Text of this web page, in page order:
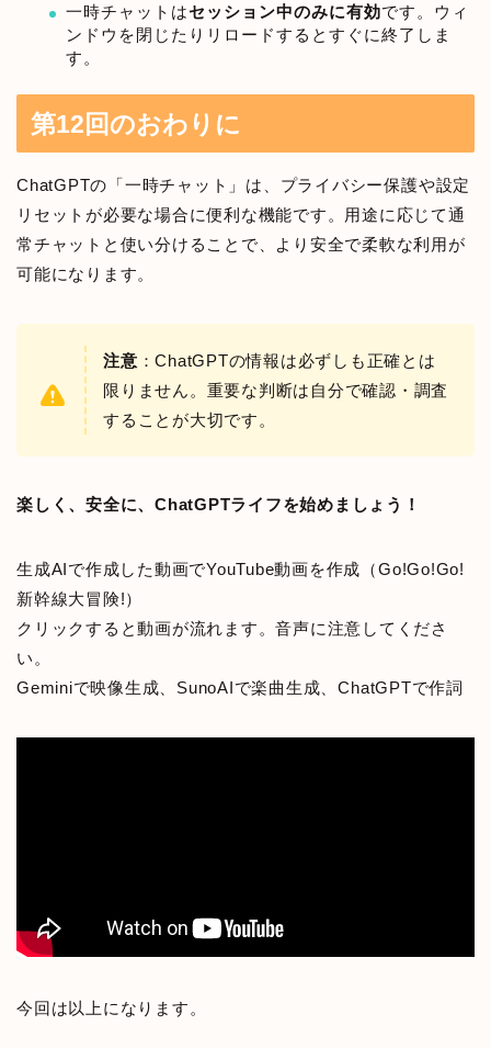
一時チャットはセッション中のみに有効です。ウィ
ンドウを閉じたりリロードするとすぐに終了しま
す。
第12回のおわりに
ChatGPTの「一時チャット」は、プライバシー保護や設定
リセットが必要な場合に便利な機能です。用途に応じて通
常チャットと使い分けることで、より安全で柔軟な利用が
可能になります。
注意 ：ChatGPTの情報は必ずしも正確とは
限りません。重要な判断は自分で確認・調査
することが大切です。
楽しく、安全に、ChatGPTライフを始めましょう！
生成AIで作成した動画でYouTube動画を作成（Go!Go!Go!
新幹線大冒険!）
クリックすると動画が流れます。音声に注意してくださ
い。
Geminiで映像生成、SunoAIで楽曲生成、ChatGPTで作詞
今回は以上になります。